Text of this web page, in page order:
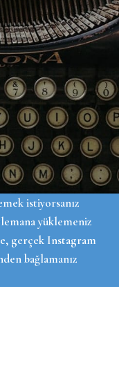
istiyorsanız
yüklemeniz
gerçek Instagram
bağlamanız